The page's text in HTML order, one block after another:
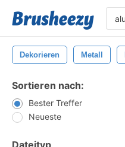
Dekorieren Metall
Sortieren nach:
Bester Treffer
Neueste
Dateityp